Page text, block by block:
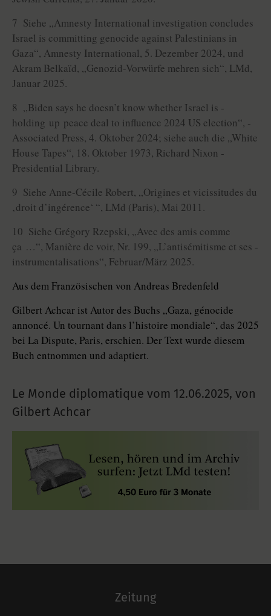
7 Siehe „Amnesty International investigation con­cludes
Israel is committing genocide against Palestinians in
Gaza“, Amnesty International, 5. Dezember 2024, und
Akram Belkaïd, „Genozid-Vorwürfe mehren sich“, LMd,
Januar 2025.
8 „Biden says he doesn’t know whether Israel is ­
holding up peace deal to influence 2024 US election“, ­
Associated Press, 4. Oktober 2024; siehe auch die „White
House Tapes“, 18. Oktober 1973, Richard Nixon ­
Presidential Library.
9 Siehe Anne-Cécile Robert, „Origines et vicissitudes du
‚droit d’ingérence‘ “, LMd (Paris), Mai 2011.
10 Siehe Grégory Rzepski, „Avec des amis comme
ça …“, Manière de voir, Nr. 199, „L’antisémitisme et ses ­
instrumentalisations“, Februar/März 2025.
Aus dem Französischen von Andreas Bredenfeld
Gilbert Achcar ist Autor des Buchs „Gaza, génocide
annoncé. Un tournant dans l’histoire mondiale“, das 2025
bei La Dispute, Paris, erschien. Der Text wurde diesem
Buch entnommen und adaptiert.
Le Monde diplomatique vom 12.06.2025, von
Gilbert Achcar
Zeitung